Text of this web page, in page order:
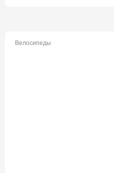
Велосипеды